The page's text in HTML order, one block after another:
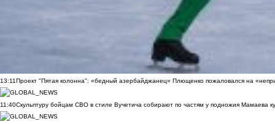
13:11Проект "Пятая колонна": «бедный азербайджанец» Плющенко пожаловался на
11:40Скульптуру бойцам СВО в стиле Вучетича собирают по частям у подножия Мамаева